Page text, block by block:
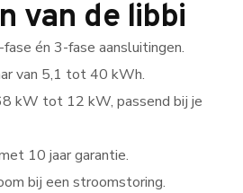
van de libbi
én 3-fase aansluitingen.
van 5,1 tot 40 kWh.
kW tot 12 kW, passend bij je
10 jaar garantie.
bij een stroomstoring.